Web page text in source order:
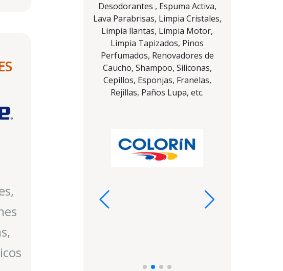
Desodorantes , Espuma Activa,
Lava Parabrisas, Limpia Cristales,
Limpia llantas, Limpia Motor,
Limpia Tapizados, Pinos
Perfumados, Renovadores de
Caucho, Shampoo, Siliconas,
Cepillos, Esponjas, Franelas,
Rejillas, Paños Lupa, etc.